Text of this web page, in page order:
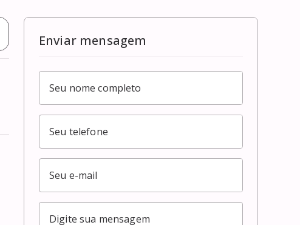
Enviar mensagem